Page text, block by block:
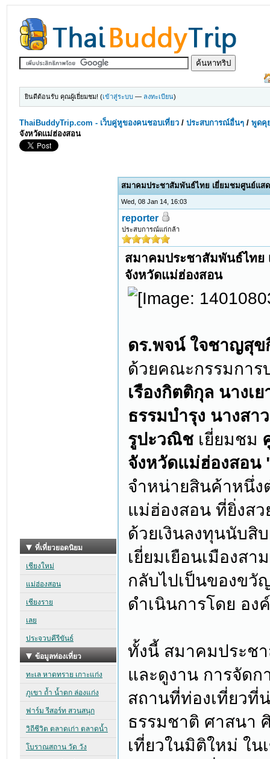
ยินดีต้อนรับ คุณผู้เยี่ยมชม! (เข้าสู่ระบบ — ลงทะเบียน)
ThaiBuddyTrip.com - เว็บคู่หูของคนชอบเที่ยว /ประสบการณ์อื่นๆ /พูดคุ
จังหวัดแม่ฮ่องสอน
สมาคมประชาสัมพันธ์ไทย เยี่ยมชมศูนย์แส
Wed, 08 Jan 14, 16:03
reporter
ประสบการณ์แก่กล้า
สมาคมประชาสัมพันธ์ไทย
จังหวัดแม่ฮ่องสอน
ดร.พจน์ ใจชาญสุ
ด้วยคณะกรรมการ
เรืองกิตติกุล นาง
ธรรมบำรุง นางส
รูปะวณิช เยี่ยมชม
จังหวัดแม่ฮ่องสอน
จำหน่ายสินค้าหนึ่
แม่ฮ่องสอน ที่ยิ่งส
ด้วยเงินลงทุนนับสิ
เยี่ยมเยือนเมืองส
กลับไปเป็นของขวั
ดำเนินการโดย อ
ทั้งนี้ สมาคมประช
และดูงาน การจัดก
สถานที่ท่องเที่ยวที่
ธรรมชาติ ศาสนา
เที่ยวในมิติใหม่ ใน